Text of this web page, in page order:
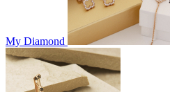
My Diamond